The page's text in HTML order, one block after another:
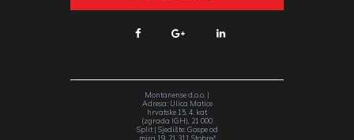
Montanense d.o.o. |
Adresa: Ulica Matice
hrvatske 15, 4. kat
(zgrada IGH), 21 000
Split | Sjedište: Gospe od
mira 19, 21 311 Stobreč